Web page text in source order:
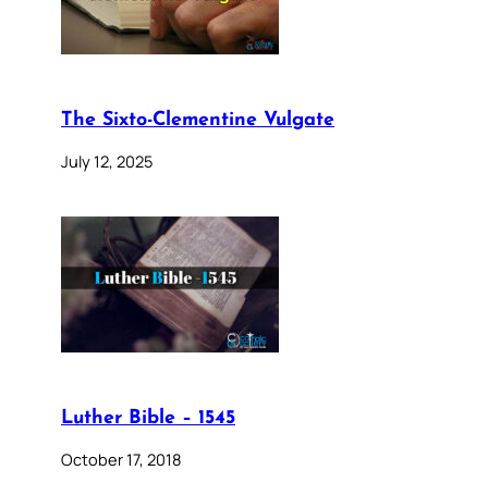
The Sixto-Clementine Vulgate
July 12, 2025
Luther Bible – 1545
October 17, 2018